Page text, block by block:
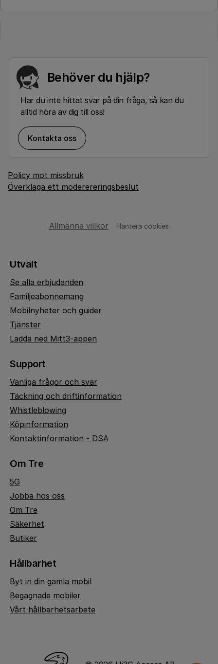
Behöver du hjälp?
Har du inte hittat svar på din fråga, så kan du
alltid höra av dig till oss!
Kontakta oss
Policy mot missbruk
Överklaga ett moderereringsbeslut
Allmänna villkor Hantera cookies
Utvalt
Se alla erbjudanden
Familjeabonnemang
Mobilnyheter och guider
Tjänster
Ladda ned Mitt3-appen
Support
Vanliga frågor och svar
Täckning och driftinformation
Whistleblowing
Köpinformation
Kontaktinformation - DSA
Om Tre
5G
Jobba hos oss
Om Tre
Säkerhet
Butiker
Hållbarhet
Byt in din gamla mobil
Begagnade mobiler
Vårt hållbarhetsarbete